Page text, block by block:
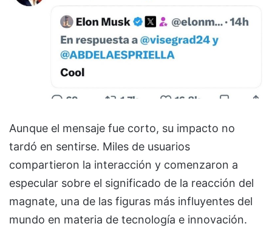
Aunque el mensaje fue corto, su impacto no
tardó en sentirse. Miles de usuarios
compartieron la interacción y comenzaron a
especular sobre el significado de la reacción del
magnate, una de las figuras más influyentes del
mundo en materia de tecnología e innovación.